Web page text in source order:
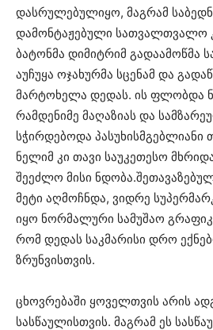
დასრულებულიყო, მაგრამ
დამონტაჟებული სათვალთვალო
ბატონმა დიმიტრიმ გადაამოწმა
აუჩუყა ოჯახურმა სცენამ და
მარტოხელა დედას. ის ფლობდა
რამდენიმე მაღაზიას და
სჭირდებოდა პასუხისმგებლიანი
ნელიმ კი თავი საუკეთესო
შეეძლო მისი
მეტი აღმოჩნდა, ვიდრე
იყო ნორმალური სამუშაო
რომ დედას საკმარისი დრო
ზრუნვისთვის.
ცხოვრებაში ყოველთვის არის
სასწაულისთვის. მაგრამ ეს